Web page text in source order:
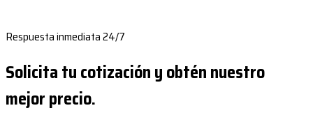
Respuesta inmediata 24/7
Solicita tu cotización y obtén nuestro
mejor precio.